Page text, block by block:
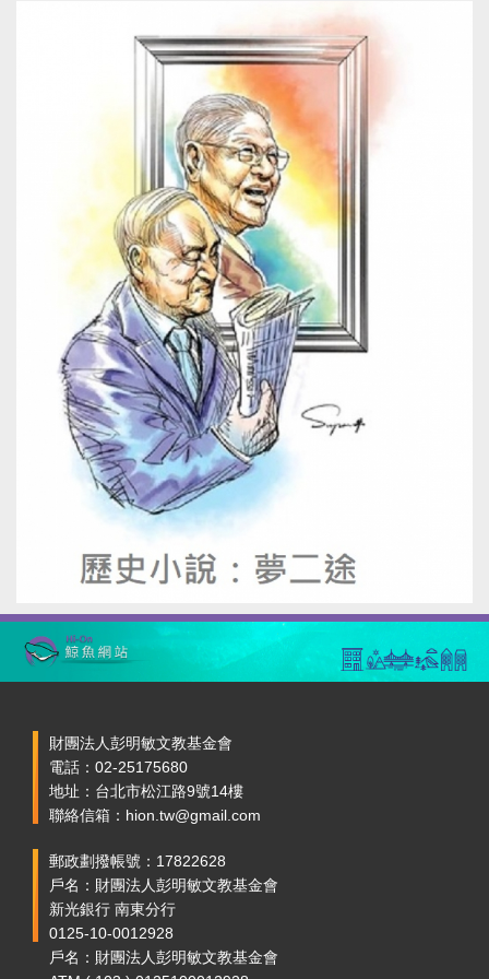
財團法人彭明敏文教基金會
電話：02-25175680
地址：台北市松江路9號14樓
聯絡信箱：hion.tw@gmail.com
郵政劃撥帳號：17822628
戶名：財團法人彭明敏文教基金會
新光銀行 南東分行
0125-10-0012928
戶名：財團法人彭明敏文教基金會